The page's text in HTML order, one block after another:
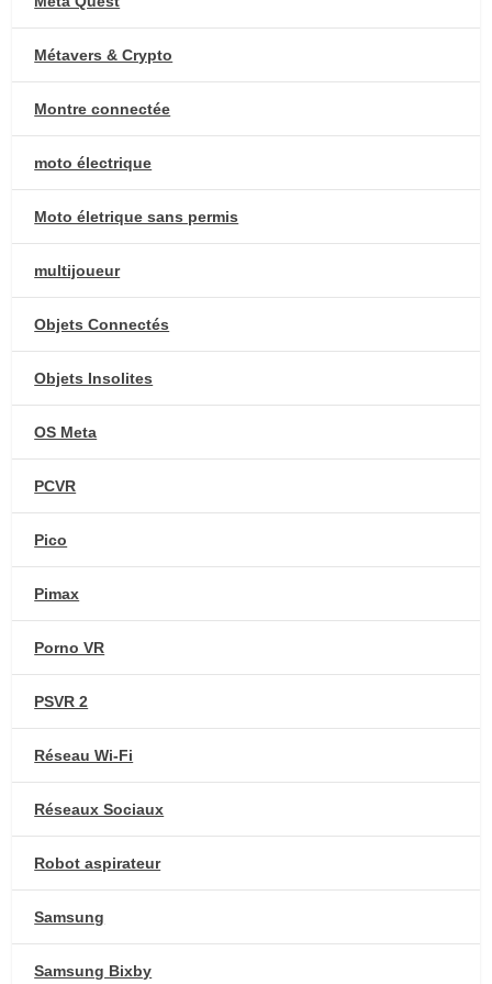
Métavers & Crypto
Montre connectée
moto électrique
Moto életrique sans permis
multijoueur
Objets Connectés
Objets Insolites
OS Meta
PCVR
Pico
Pimax
Porno VR
PSVR 2
Réseau Wi-Fi
Réseaux Sociaux
Robot aspirateur
Samsung
Samsung Bixby